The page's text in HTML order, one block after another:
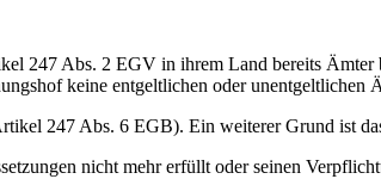
247 Abs. 2 EGV in ihrem Land bereits Ämter
keine entgeltlichen oder
247 Abs. 6 EGB). Ein weiterer Grund ist
nicht mehr erfüllt oder seinen